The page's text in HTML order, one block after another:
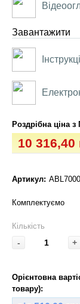
Завантажити
Роздрібна ціна
10
Артикул:
Комплектуємо
Кількість
- +
Орієнтовна
товару):